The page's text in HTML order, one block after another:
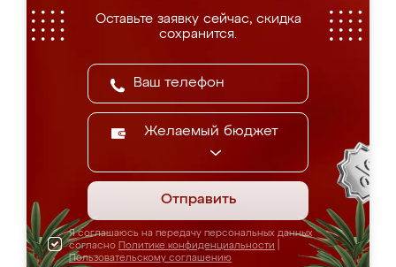
Оставьте заявку сейчас, скидка
сохранится.
Желаемый бюджет
Отправить
Я соглашаюсь на передачу персональных данных
согласно Политике конфиденциальности
Пользовательскому соглашению